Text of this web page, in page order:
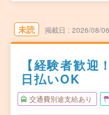
未読 掲載日 2026/08/06
【経験者歓迎
日払いOK
交通費別途支給あり